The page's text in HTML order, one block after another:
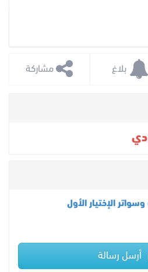
مشاركة
الإختيار الأول
أرسل رسالة